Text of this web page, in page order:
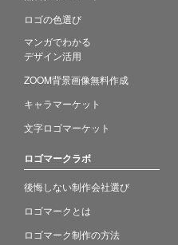
ロゴの色選び
マンガでわかる
デザイン活用
ZOOM背景画像無料作成
キャラマーケット
文字ロゴマーケット
ロゴマークラボ
後悔しない制作会社選び
ロゴマークとは
ロゴマーク制作の方法